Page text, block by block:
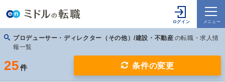
プロデューサー・ディレクター（その他）/建設・不動産 の転職・求人情
報一覧
25 件 条件の変更